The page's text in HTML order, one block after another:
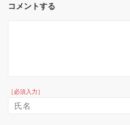
コメントする
［必須入力］